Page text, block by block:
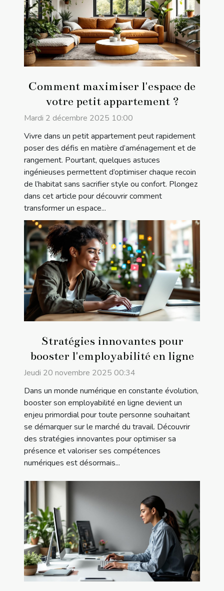
Comment maximiser l'espace de
votre petit appartement ?
Mardi 2 décembre 2025 10:00
Vivre dans un petit appartement peut rapidement
poser des défis en matière d’aménagement et de
rangement. Pourtant, quelques astuces
ingénieuses permettent d’optimiser chaque recoin
de l’habitat sans sacrifier style ou confort. Plongez
dans cet article pour découvrir comment
transformer un espace...
Stratégies innovantes pour
booster l'employabilité en ligne
Jeudi 20 novembre 2025 00:34
Dans un monde numérique en constante évolution,
booster son employabilité en ligne devient un
enjeu primordial pour toute personne souhaitant
se démarquer sur le marché du travail. Découvrir
des stratégies innovantes pour optimiser sa
présence et valoriser ses compétences
numériques est désormais...